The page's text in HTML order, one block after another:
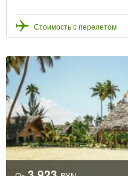
Стоимость с перелетом